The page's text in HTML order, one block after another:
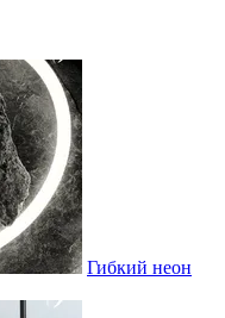
Гибкий неон